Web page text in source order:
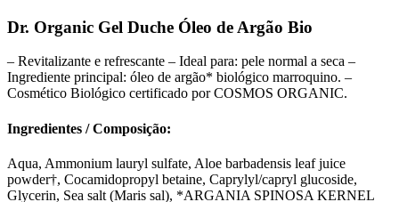
Dr. Organic Gel Duche Óleo de Argão Bio
– Revitalizante e refrescante – Ideal para: pele normal a seca –
Ingrediente principal: óleo de argão* biológico marroquino. –
Cosmético Biológico certificado por COSMOS ORGANIC.
Ingredientes / Composição:
Aqua, Ammonium lauryl sulfate, Aloe barbadensis leaf juice
powder†, Cocamidopropyl betaine, Caprylyl/capryl glucoside,
Glycerin, Sea salt (Maris sal), *ARGANIA SPINOSA KERNEL